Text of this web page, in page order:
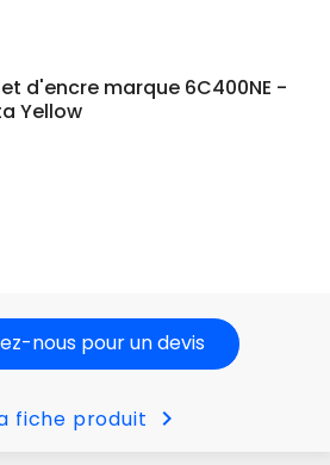
d'encre marque 6C400NE -
Yellow
nous pour un devis
fiche produit chevron_right